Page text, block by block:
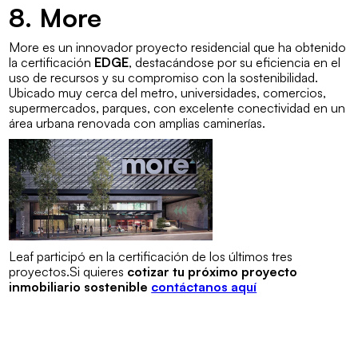
8. More
More es un innovador proyecto residencial que ha obtenido
la certificación EDGE, destacándose por su eficiencia en el
uso de recursos y su compromiso con la sostenibilidad.
Ubicado muy cerca del metro, universidades, comercios,
supermercados, parques, con excelente conectividad en un
área urbana renovada con amplias caminerías.
Leaf participó en la certificación de los últimos tres
proyectos.Si quieres cotizar tu próximo proyecto
inmobiliario sostenible contáctanos aquí